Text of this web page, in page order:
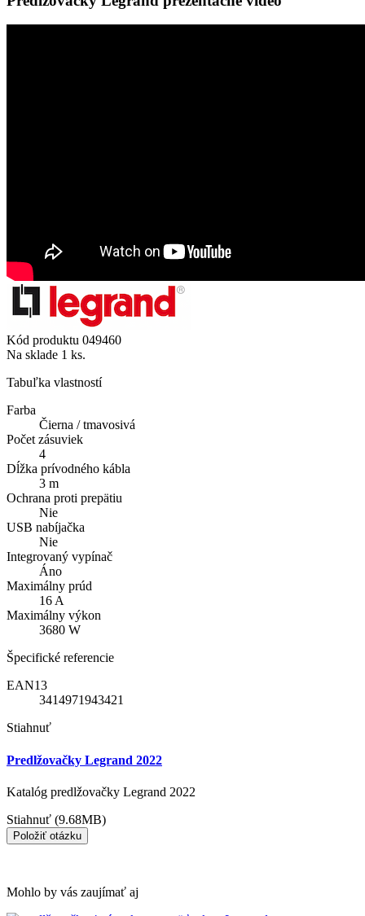
Kód produktu 049460
Na sklade 1 ks.
Tabuľka vlastností
Farba
Čierna / tmavosivá
Počet zásuviek
4
Dĺžka prívodného kábla
3 m
Ochrana proti prepätiu
Nie
USB nabíjačka
Nie
Integrovaný vypínač
Áno
Maximálny prúd
16 A
Maximálny výkon
3680 W
Špecifické referencie
EAN13
3414971943421
Stiahnuť
Predlžovačky Legrand 2022
Katalóg predlžovačky Legrand 2022
Stiahnuť (9.68MB)
Položiť otázku
Mohlo by vás zaujímať aj